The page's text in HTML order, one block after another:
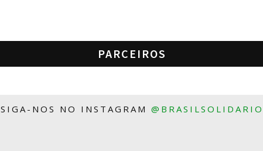
PARCEIROS
SIGA-NOS NO INSTAGRAM @BRASILSOLIDARIO